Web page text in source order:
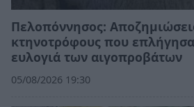
Πελοπόννησος:
κτηνοτρόφους που
ευλογιά των αιγοπροβάτων
05/08/2026 19:30